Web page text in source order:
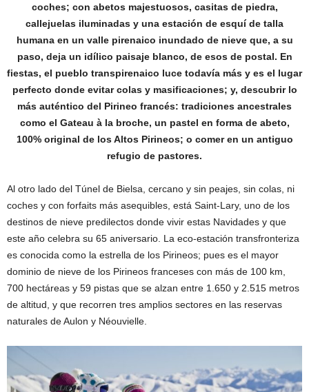
coches; con abetos majestuosos, casitas de piedra,
callejuelas iluminadas y una estación de esquí de talla
humana en un valle pirenaico inundado de nieve que, a su
paso, deja un idílico paisaje blanco, de esos de postal. En
fiestas, el pueblo transpirenaico luce todavía más y es el lugar
perfecto donde evitar colas y masificaciones; y, descubrir lo
más auténtico del Pirineo francés: tradiciones ancestrales
como el Gateau à la broche, un pastel en forma de abeto,
100% original de los Altos Pirineos; o comer en un antiguo
refugio de pastores.
Al otro lado del Túnel de Bielsa, cercano y sin peajes, sin colas, ni
coches y con forfaits más asequibles, está Saint-Lary, uno de los
destinos de nieve predilectos donde vivir estas Navidades y que
este año celebra su 65 aniversario. La eco-estación transfronteriza
es conocida como la estrella de los Pirineos; pues es el mayor
dominio de nieve de los Pirineos franceses con más de 100 km,
700 hectáreas y 59 pistas que se alzan entre 1.650 y 2.515 metros
de altitud, y que recorren tres amplios sectores en las reservas
naturales de Aulon y Néouvielle.